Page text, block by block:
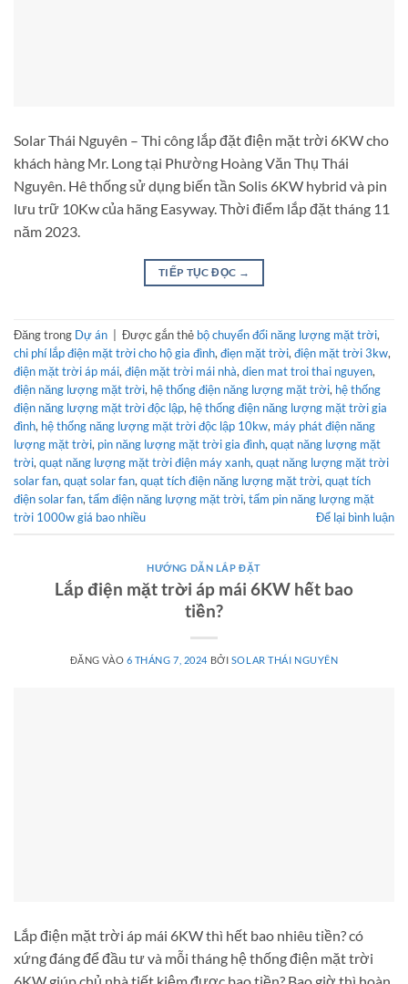
Solar Thái Nguyên – Thi công lắp đặt điện mặt trời 6KW cho
khách hàng Mr. Long tại Phường Hoàng Văn Thụ Thái
Nguyên. Hê thống sử dụng biến tần Solis 6KW hybrid và pin
lưu trữ 10Kw của hãng Easyway. Thời điểm lắp đặt tháng 11
năm 2023.
TIẾP TỤC ĐỌC →
Đăng trong Dự án Được gắn thẻ bộ chuyển đổi năng lượng mặt trời,
chi phí lắp điện mặt trời cho hộ gia đình,điẹn mặt trời,điện mặt trời 3kw,
điện mặt trời áp mái,điện mặt trời mái nhà,dien mat troi thai nguyen,
điện năng lượng mặt trời, hệ thống điện năng lượng mặt trời, hệ thống
điện năng lượng mặt trời độc lập, hệ thống điện năng lượng mặt trời gia
đình, hệ thống năng lượng mặt trời độc lập 10kw, máy phát điện năng
lượng mặt trời, pin năng lượng mặt trời gia đình,quạt năng lượng mặt
trời,quạt năng lượng mặt trời điện máy xanh,quạt năng lượng mặt trời
solar fan,quạt solar fan,quạt tích điện năng lượng mặt trời,quạt tích
điện solar fan,tấm điện năng lượng mặt trời,tấm pin năng lượng mặt
trời 1000w giá bao nhiều
Để lại bình luận
HƯỚNG DẪN LẮP ĐẶT
Lắp điện mặt trời áp mái 6KW hết bao
tiền?
ĐĂNG VÀO 6 THÁNG 7, 2024 BỞI SOLAR THÁI NGUYÊN
Lắp điện mặt trời áp mái 6KW thì hết bao nhiêu tiền? có
xứng đáng để đầu tư và mỗi tháng hệ thống điện mặt trời